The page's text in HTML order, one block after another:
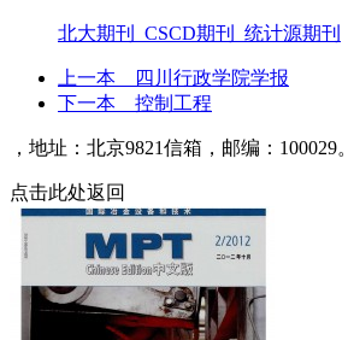
北大期刊 CSCD期刊 统计源期刊
上一本
四川行政学院学报
下一本 控制工程
，地址：北京9821信箱，邮编：100029。
点击此处返回